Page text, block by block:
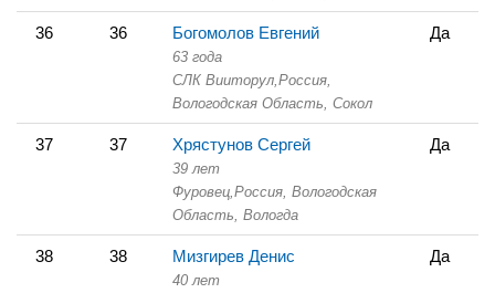
36 36 Богомолов Евгений
63 года
СЛК Вииторул, Россия,
Вологодская Область, Сокол
Да
37 37 Хрястунов Сергей
39 лет
Фуровец, Россия, Вологодская
Область, Вологда
Да
38 38 Мизгирев Денис
40 лет
Да